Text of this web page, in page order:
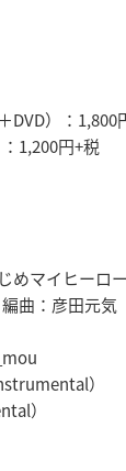
DVD）：1,800
1,200円+税
めマイヒーロ
曲：彦田元気
）
）